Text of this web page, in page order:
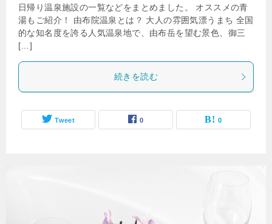
日帰り温泉施設の一覧などをまとめました。 オススメの青
湯もご紹介！ 由布院温泉とは？ 大人の雰囲気漂うまち 全国
的な知名度を誇る人気温泉地で、由布岳を望む景色、御三
[…]
続きを読む
Tweet 0 0